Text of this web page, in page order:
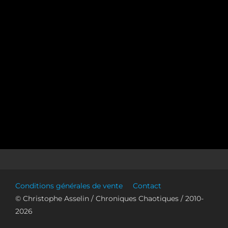
Conditions générales de vente
Contact
© Christophe Asselin / Chroniques Chaotiques / 2010-
2026